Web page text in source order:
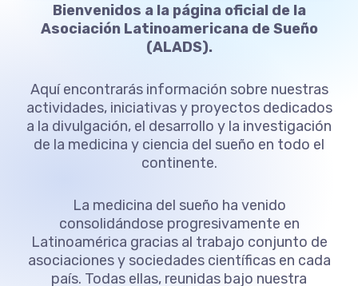
Bienvenidos a la página oficial de la
Asociación Latinoamericana de Sueño
(ALADS).
Aquí encontrarás información sobre nuestras
actividades, iniciativas y proyectos dedicados
a la divulgación, el desarrollo y la investigación
de la medicina y ciencia del sueño en todo el
continente.
La medicina del sueño ha venido
consolidándose progresivamente en
Latinoamérica gracias al trabajo conjunto de
asociaciones y sociedades científicas en cada
país. Todas ellas, reunidas bajo nuestra